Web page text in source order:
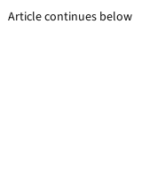
Article continues below